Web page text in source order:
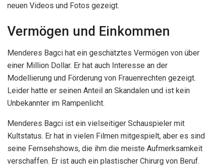
neuen Videos und Fotos gezeigt.
Vermögen und Einkommen
Menderes Bagci hat ein geschätztes Vermögen von über
einer Million Dollar. Er hat auch Interesse an der
Modellierung und Förderung von Frauenrechten gezeigt.
Leider hatte er seinen Anteil an Skandalen und ist kein
Unbekannter im Rampenlicht.
Menderes Bagci ist ein vielseitiger Schauspieler mit
Kultstatus. Er hat in vielen Filmen mitgespielt, aber es sind
seine Fernsehshows, die ihm die meiste Aufmerksamkeit
verschaffen. Er ist auch ein plastischer Chirurg von Beruf.